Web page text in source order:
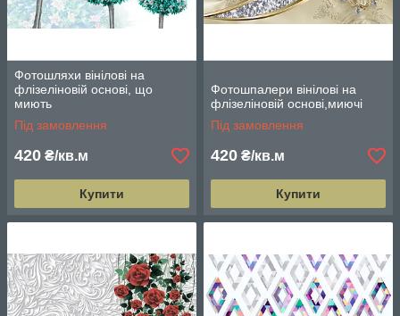
Фотошляхи вінілові на
флізеліновій основі, що
миють
Під замовлення
420 ₴/кв.м
Купити
Фотошпалери вінілові на
флізеліновій основі,миючі
Під замовлення
420 ₴/кв.м
Купити